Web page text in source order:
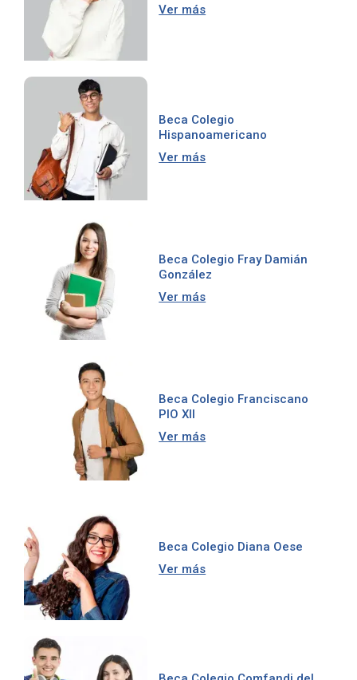
Ver más
Beca Colegio
Hispanoamericano
Ver más
Beca Colegio Fray Damián
González
Ver más
Beca Colegio Franciscano
PIO XII
Ver más
Beca Colegio Diana Oese
Ver más